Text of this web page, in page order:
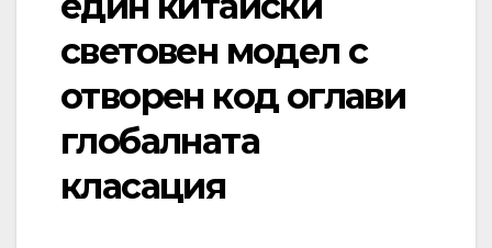
световен модел с
отворен код оглави
глобалната
класация